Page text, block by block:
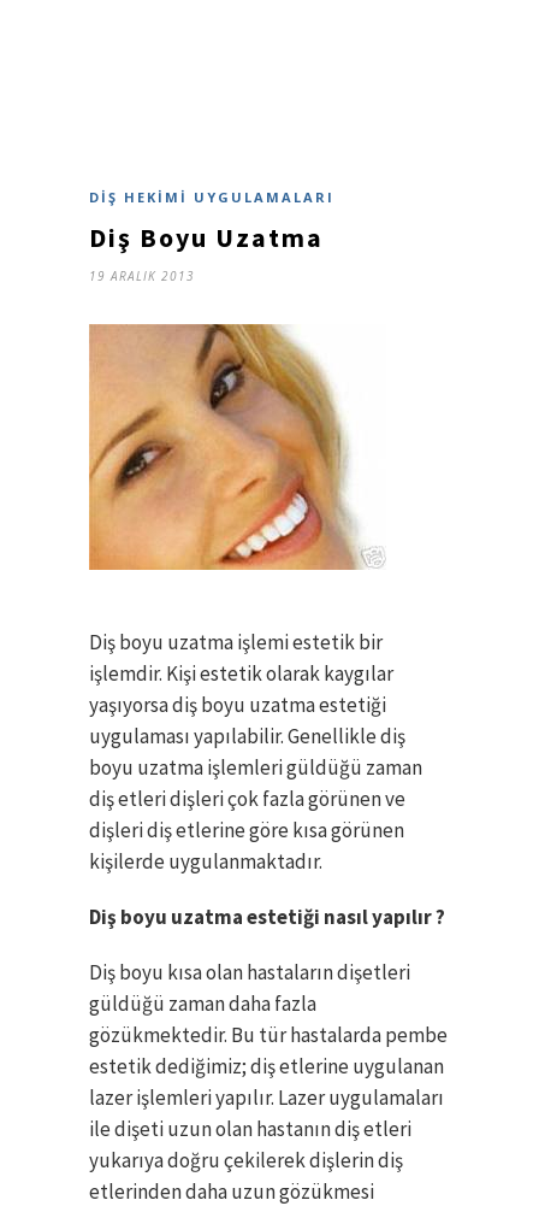
DIŞ HEKIMI UYGULAMALARI
Diş Boyu Uzatma
19 ARALIK 2013
Diş boyu uzatma işlemi estetik bir
işlemdir. Kişi estetik olarak kaygılar
yaşıyorsa diş boyu uzatma estetiği
uygulaması yapılabilir. Genellikle diş
boyu uzatma işlemleri güldüğü zaman
diş etleri dişleri çok fazla görünen ve
dişleri diş etlerine göre kısa görünen
kişilerde uygulanmaktadır.
Diş boyu uzatma estetiği nasıl yapılır ?
Diş boyu kısa olan hastaların dişetleri
güldüğü zaman daha fazla
gözükmektedir. Bu tür hastalarda pembe
estetik dediğimiz; diş etlerine uygulanan
lazer işlemleri yapılır. Lazer uygulamaları
ile dişeti uzun olan hastanın diş etleri
yukarıya doğru çekilerek dişlerin diş
etlerinden daha uzun gözükmesi